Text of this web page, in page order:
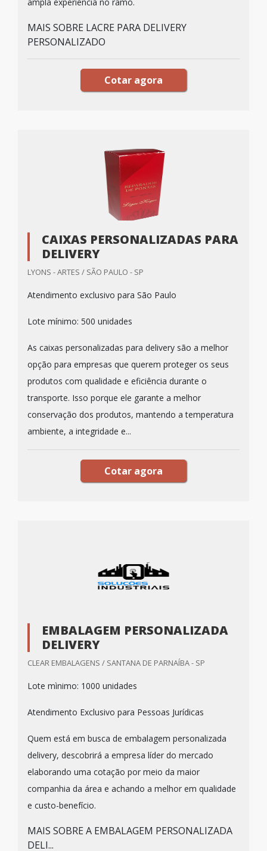
MAIS SOBRE LACRE PARA DELIVERY
PERSONALIZADO
Cotar agora
CAIXAS PERSONALIZADAS PARA
DELIVERY
LYONS - ARTES / SÃO PAULO - SP
Atendimento exclusivo para São Paulo
Lote mínimo: 500 unidades
As caixas personalizadas para delivery são a melhor
opção para empresas que querem proteger os seus
produtos com qualidade e eficiência durante o
transporte. Isso porque ele garante a melhor
conservação dos produtos, mantendo a temperatura
ambiente, a integridade e...
Cotar agora
EMBALAGEM PERSONALIZADA
DELIVERY
CLEAR EMBALAGENS / SANTANA DE PARNAÍBA - SP
Lote mìnimo: 1000 unidades
Atendimento Exclusivo para Pessoas Jurídicas
Quem está em busca de embalagem personalizada
delivery, descobrirá a empresa líder do mercado
elaborando uma cotação por meio da maior
companhia da área e achando a melhor em qualidade
e custo-benefício.
MAIS SOBRE A EMBALAGEM PERSONALIZADA
DELI...